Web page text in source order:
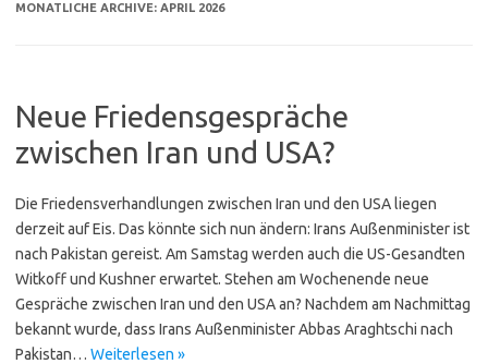
MONATLICHE ARCHIVE: APRIL 2026
Neue Friedensgespräche
zwischen Iran und USA?
Die Friedensverhandlungen zwischen Iran und den USA liegen
derzeit auf Eis. Das könnte sich nun ändern: Irans Außenminister ist
nach Pakistan gereist. Am Samstag werden auch die US-Gesandten
Witkoff und Kushner erwartet. Stehen am Wochenende neue
Gespräche zwischen Iran und den USA an? Nachdem am Nachmittag
bekannt wurde, dass Irans Außenminister Abbas Araghtschi nach
Pakistan… Weiterlesen »